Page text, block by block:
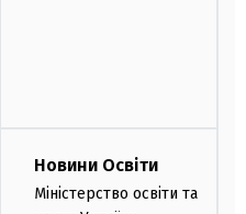
Новини Освіти
Міністерство освіти та